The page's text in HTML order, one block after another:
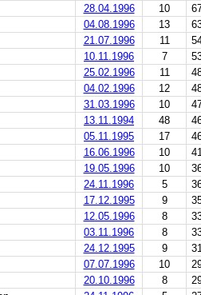
28.04.1996 10
04.08.1996 13
21.07.1996 11
10.11.1996 7
25.02.1996 11
04.02.1996 12
31.03.1996 10
13.11.1994 48
05.11.1995 17
16.06.1996 10
19.05.1996 10
24.11.1996 5
17.12.1995 9
12.05.1996 8
03.11.1996 8
24.12.1995 9
07.07.1996 10
20.10.1996 8